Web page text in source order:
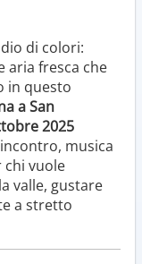
di colori:
aria fresca che
in questo
a San
2025
musica
chi vuole
valle, gustare
a stretto